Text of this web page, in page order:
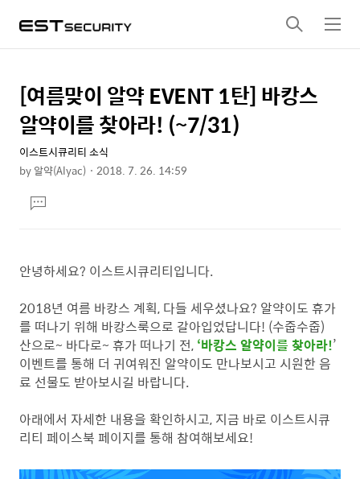
검
색
메
뉴
상
세
컨
텐
본
문
제
목
[여름맞이 알약 EVENT 1탄] 바캉스
알약이를 찾아라! (~7/31)
이스트시큐리티 소식
by알약(Alyac) 2018. 7. 26. 14:59
문댓
글
안녕하세요? 이스트시큐리티입니다.
2018년 여름 바캉스 계획, 다들 세우셨나요? 알약이도 휴가
를 떠나기 위해 바캉스룩으로 갈아입었답니다! (수줍수줍)
산으로~ 바다로~ 휴가 떠나기 전, ‘바캉스 알약이를 찾아라!’
이벤트를 통해 더 귀여워진 알약이도 만나보시고 시원한 음
료 선물도 받아보시길 바랍니다.
아래에서 자세한 내용을 확인하시고, 지금 바로 이스트시큐
리티 페이스북 페이지를 통해 참여해보세요!